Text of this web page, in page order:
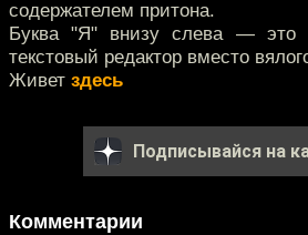
содержателем притона.
Буква "Я" внизу слева — это
текстовый редактор вместо
Живет здесь
Подписывайся на
Комментарии